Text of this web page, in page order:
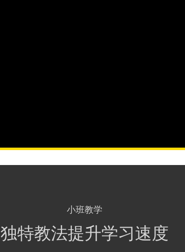
小班教学
独特教法提升学习速度